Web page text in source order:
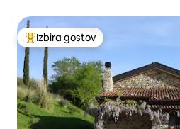
Najbolj priljubljena prenočišča z
Izbira gostov